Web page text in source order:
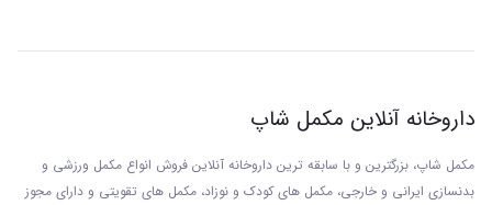
داروخانه آنلاین مکمل شاپ
مکمل شاپ، بزرگترین و با سابقه ترین داروخانه آنلاین فروش انواع مکمل ورزشی و
بدنسازی ایرانی و خارجی، مکمل های کودک و نوزاد، مکمل های تقویتی و دارای مجوز